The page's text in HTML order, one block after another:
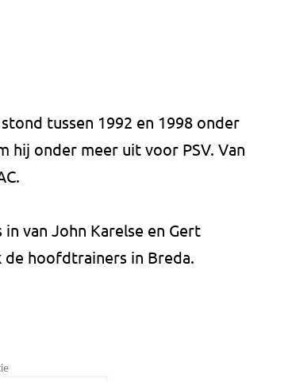
tussen 1992 en 1998 onder
hij onder meer uit voor PSV. Van
van John Karelse en Gert
de hoofdtrainers in Breda.